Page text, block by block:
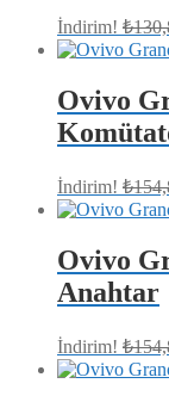
İndirim! ₺
Ovivo
İndirim! ₺
Ovivo
Anahtar
İndirim! ₺